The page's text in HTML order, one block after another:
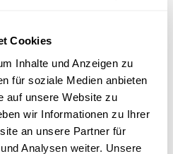
Cookies
Inhalte und Anzeigen zu
für soziale Medien anbieten
auf unsere Website zu
wir Informationen zu Ihrer
an unsere Partner für
Analysen weiter. Unsere
Autoklaven im
– Premium ergänzt
& Vernetzung.